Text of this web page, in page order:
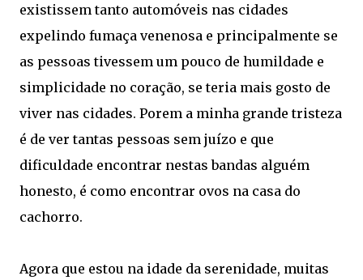
existissem tanto automóveis nas cidades
expelindo fumaça venenosa e principalmente se
as pessoas tivessem um pouco de humildade e
simplicidade no coração, se teria mais gosto de
viver nas cidades. Porem a minha grande tristeza
é de ver tantas pessoas sem juízo e que
dificuldade encontrar nestas bandas alguém
honesto, é como encontrar ovos na casa do
cachorro.
Agora que estou na idade da serenidade, muitas